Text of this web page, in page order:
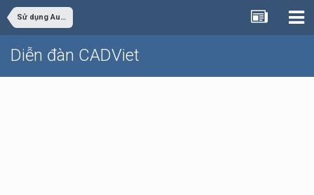
Sử dụng AutoCAD
Diễn đàn CADViet